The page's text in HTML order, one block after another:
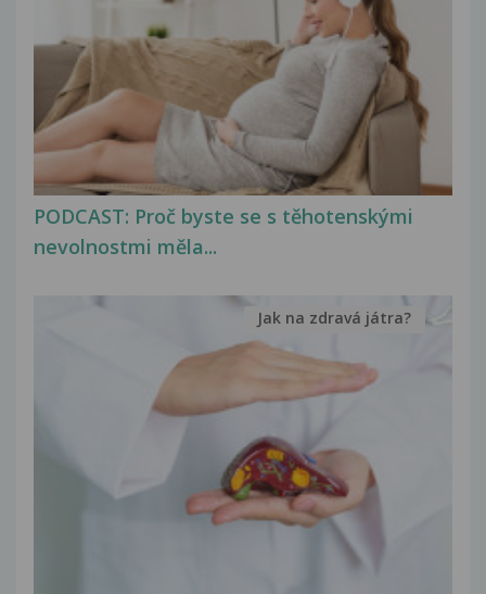
PODCAST: Proč byste se s těhotenskými
nevolnostmi měla...
Jak na zdravá játra?